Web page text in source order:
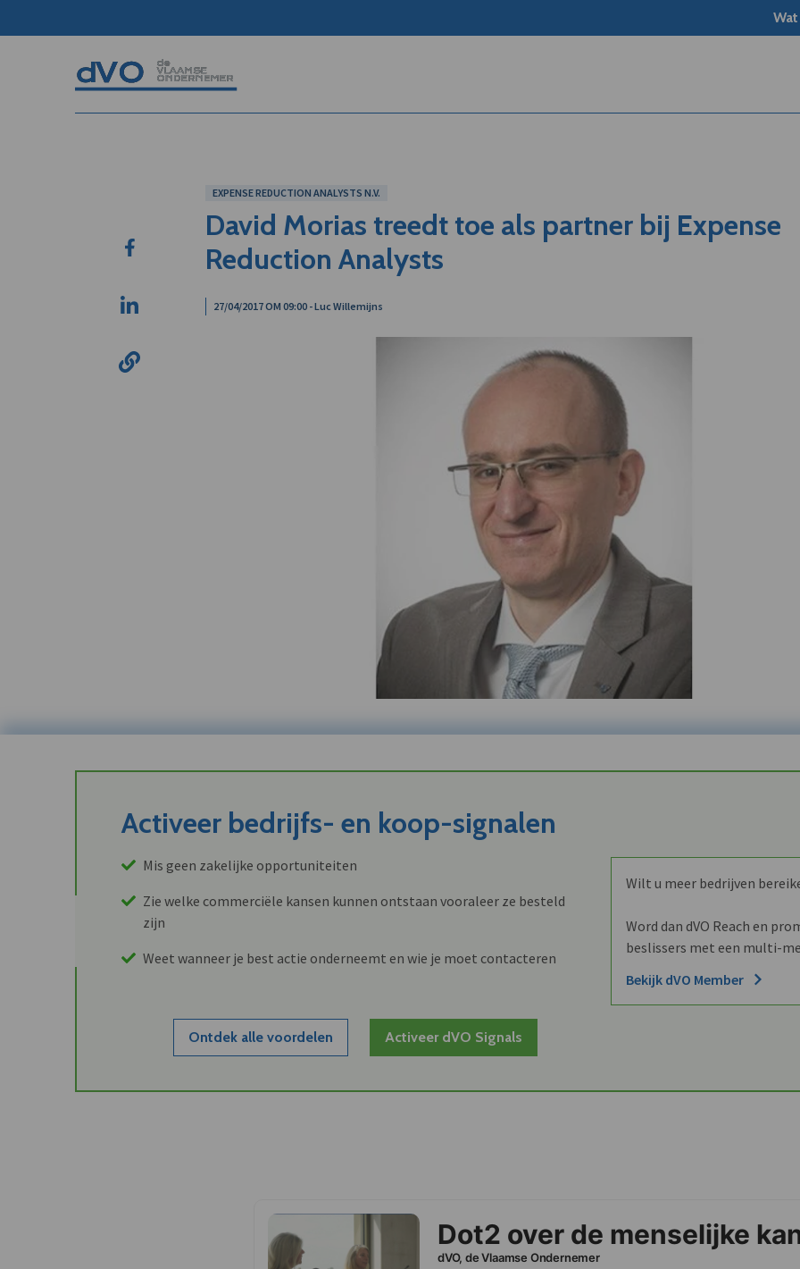
EXPENSE REDUCTION ANALYSTS N.V.
David Morias treedt toe als partner bij Expense
Reduction Analysts
27/04/2017 OM 09:00 - Luc Willemijns
Activeer bedrijfs- en koop-signalen
Mis geen zakelijke opportuniteiten
Zie welke commerciële kansen kunnen ontstaan vooraleer ze besteld
zijn
Weet wanneer je best actie onderneemt en wie je moet contacteren
Ontdek alle voordelen Activeer dVO Signals
Wilt u meer bedrijven
Word dan dVO Reach en
beslissers met een multi-
Bekijk dVO Member